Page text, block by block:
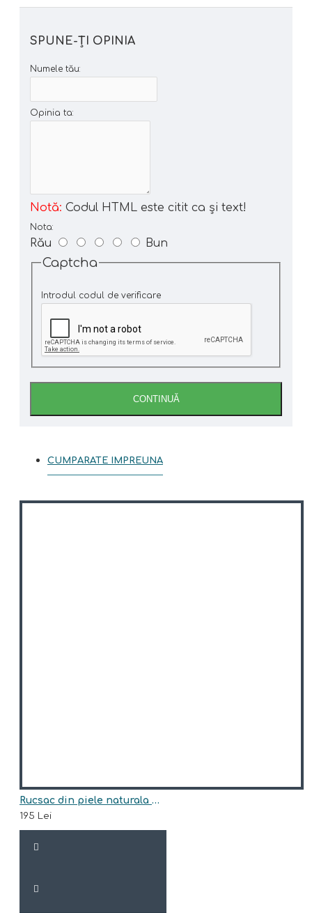
SPUNE-ŢI OPINIA
Numele tău:
Opinia ta:
Notă: Codul HTML este citit ca şi text!
Nota:
Rău Bun
Captcha
Introdul codul de verificare
CONTINUĂ
CUMPARATE IMPREUNA
Rucsac din piele naturala model STELLA
195 Lei